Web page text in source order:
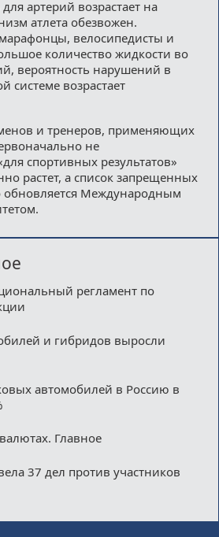
артерий возрастает на
атлета обезвожен.
велосипедисты и
количество жидкости во
вероятность нарушений в
системе возрастает
и тренеров, применяющих
не
спортивных результатов»
растет, а список запрещенных
обновляется Международным
регламент по
и гибридов выросли
автомобилей в Россию в
Главное
37 дел против участников